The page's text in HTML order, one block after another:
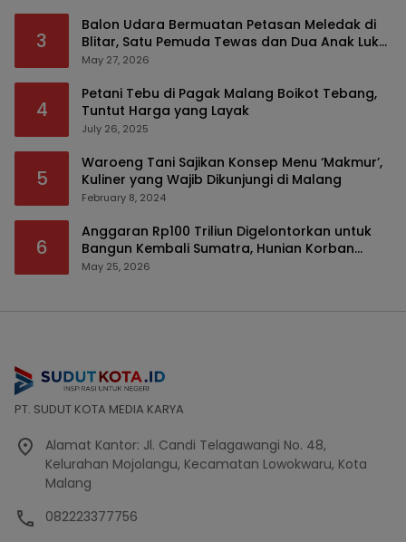
3
Balon Udara Bermuatan Petasan Meledak di
Blitar, Satu Pemuda Tewas dan Dua Anak Luka
Serius
May 27, 2026
4
Petani Tebu di Pagak Malang Boikot Tebang,
Tuntut Harga yang Layak
July 26, 2025
5
Waroeng Tani Sajikan Konsep Menu ‘Makmur’,
Kuliner yang Wajib Dikunjungi di Malang
February 8, 2024
6
Anggaran Rp100 Triliun Digelontorkan untuk
Bangun Kembali Sumatra, Hunian Korban
Bencana Bakal Difokuskan
May 25, 2026
PT. SUDUT KOTA MEDIA KARYA
Alamat Kantor: Jl. Candi Telagawangi No. 48,
Kelurahan Mojolangu, Kecamatan Lowokwaru, Kota
Malang
082223377756